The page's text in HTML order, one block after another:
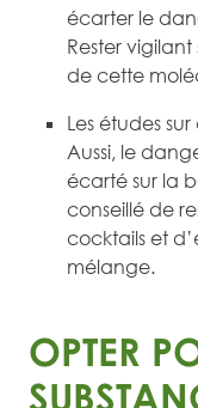
écarter le
Rester vigilant
de cette
Les études
Aussi, le
écarté sur la
conseillé de
cocktails et
mélange.
OPTER